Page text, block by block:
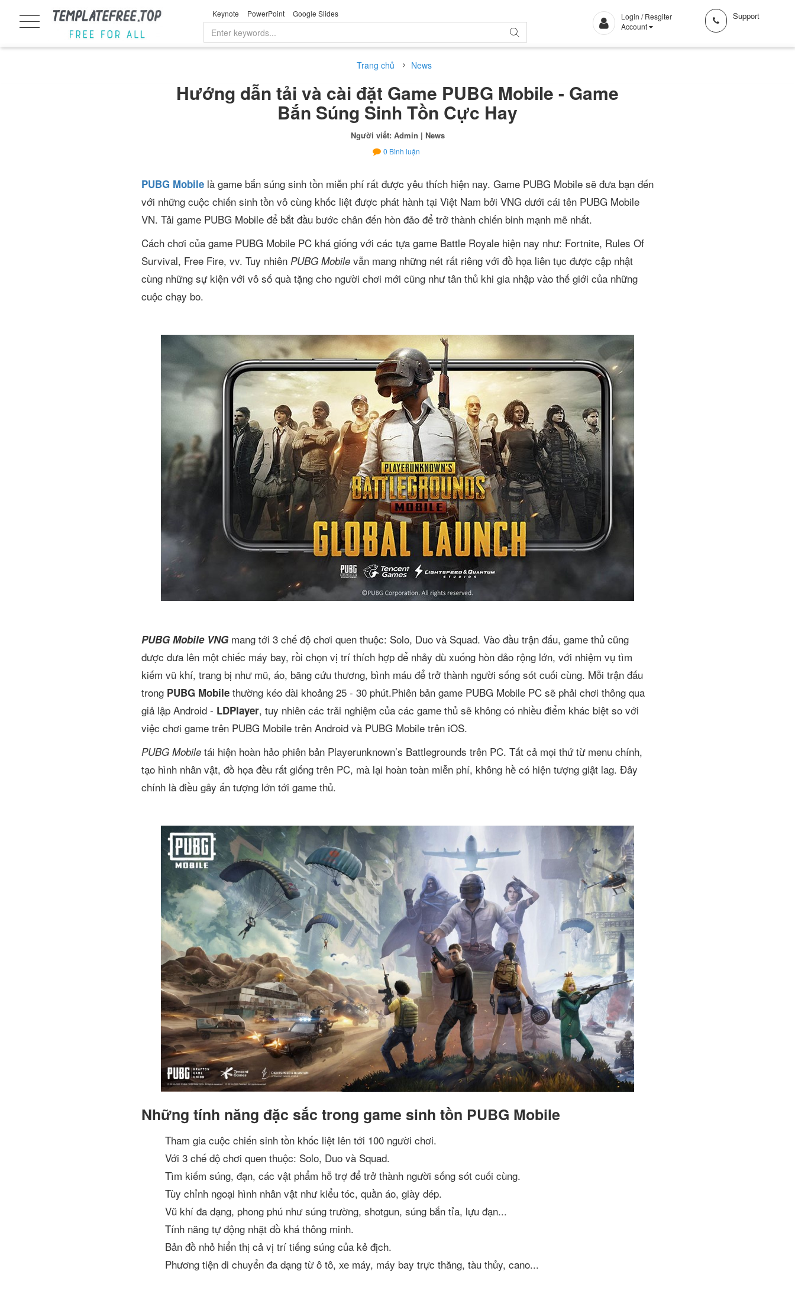
Keynote PowerPoint Google Slides
Login / Resgiter
Account
Support
Trang chủ News
Hướng dẫn tải và cài đặt Game PUBG Mobile - Game
Bắn Súng Sinh Tồn Cực Hay
Người viết: Admin | News
0 Bình luận
PUBG Mobile là game bắn súng sinh tồn miễn phí rất được yêu thích hiện nay. Game PUBG Mobile sẽ đưa bạn đến
với những cuộc chiến sinh tồn vô cùng khốc liệt được phát hành tại Việt Nam bởi VNG dưới cái tên PUBG Mobile
VN. Tải game PUBG Mobile để bắt đầu bước chân đến hòn đảo để trở thành chiến binh mạnh mẽ nhất.
Cách chơi của game PUBG Mobile PC khá giống với các tựa game Battle Royale hiện nay như: Fortnite, Rules Of
Survival, Free Fire, vv. Tuy nhiên PUBG Mobile vẫn mang những nét rất riêng với đồ họa liên tục được cập nhật
cùng những sự kiện với vô số quà tặng cho người chơi mới cũng như tân thủ khi gia nhập vào thế giới của những
cuộc chạy bo.
PUBG Mobile VNGmang tới 3 chế độ chơi quen thuộc: Solo, Duo và Squad. Vào đầu trận đấu, game thủ cũng
được đưa lên một chiếc máy bay, rồi chọn vị trí thích hợp để nhảy dù xuống hòn đảo rộng lớn, với nhiệm vụ tìm
kiếm vũ khí, trang bị như mũ, áo, băng cứu thương, bình máu để trở thành người sống sót cuối cùng. Mỗi trận đấu
trong PUBG Mobile thường kéo dài khoảng 25 - 30 phút.Phiên bản game PUBG Mobile PC sẽ phải chơi thông qua
giả lập Android - LDPlayer, tuy nhiên các trải nghiệm của các game thủ sẽ không có nhiều điểm khác biệt so với
việc chơi game trên PUBG Mobile trên Android và PUBG Mobile trên iOS.
PUBG Mobile tái hiện hoàn hảo phiên bản Playerunknown’s Battlegrounds trên PC. Tất cả mọi thứ từ menu chính,
tạo hình nhân vật, đồ họa đều rất giống trên PC, mà lại hoàn toàn miễn phí, không hề có hiện tượng giật lag. Đây
chính là điều gây ấn tượng lớn tới game thủ.
Những tính năng đặc sắc trong game sinh tồn PUBG Mobile
Tham gia cuộc chiến sinh tồn khốc liệt lên tới 100 người chơi.
Với 3 chế độ chơi quen thuộc: Solo, Duo và Squad.
Tìm kiếm súng, đạn, các vật phẩm hỗ trợ để trở thành người sống sót cuối cùng.
Tùy chỉnh ngoại hình nhân vật như kiểu tóc, quần áo, giày dép.
Vũ khí đa dạng, phong phú như súng trường, shotgun, súng bắn tỉa, lựu đạn...
Tính năng tự động nhặt đồ khá thông minh.
Bản đồ nhỏ hiển thị cả vị trí tiếng súng của kẻ địch.
Phương tiện di chuyển đa dạng từ ô tô, xe máy, máy bay trực thăng, tàu thủy, cano...